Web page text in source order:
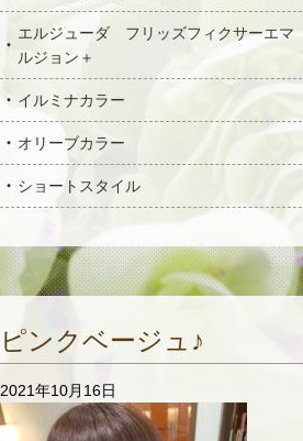
エルジューダ フリッズフィクサーエマ
ルジョン＋
イルミナカラー
オリーブカラー
ショートスタイル
ピンクベージュ♪
2021年10月16日